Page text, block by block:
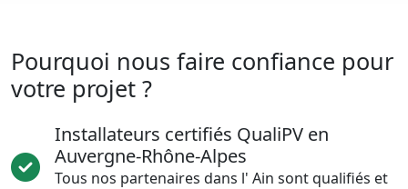
Pourquoi nous faire confiance pour
votre projet ?
Installateurs certifiés QualiPV en
Auvergne-Rhône-Alpes
Tous nos partenaires dans l' Ain sont qualifiés et